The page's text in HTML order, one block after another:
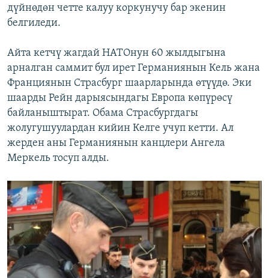
дүйнөдөн четте калуу коркунучу бар экенин
белгиледи.
Айта кетчү жагдай НАТОнун 60 жылдыгына
арналган саммит бул ирет Германиянын Кель жана
Франциянын Страсбург шаарларында өтүүдө. Эки
шаарды Рейн дарыясындагы Европа көпүрөсү
байланыштырат. Обама Страсбургдагы
жолугушуулардан кийин Келге учуп кетти. Ал
жерден аны Германиянын канцлери Ангела
Меркель тосуп алды.